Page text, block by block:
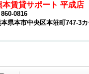
本賃貸サポート 平成店
0816
県本市中央区本荘町747-3